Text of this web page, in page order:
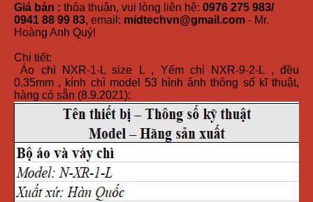
Giá bán : thỏa thuận, vui lòng liên hệ: 0976 275 983/
0941 88 99 83, email: midtechvn@gmail.com - Mr.
Hoàng Anh Quý!
Chi tiết:
Áo chì NXR-1-L size L , Yếm chì NXR-9-2-L , đều
0.35mm , kính chì model 53 hình ảnh thông số kĩ thuật,
hàng có sẵn (8.9.2021):